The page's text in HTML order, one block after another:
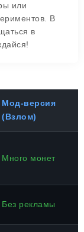
или
В
в
Мод-версия
(Взлом)
Много монет
Без рекламы